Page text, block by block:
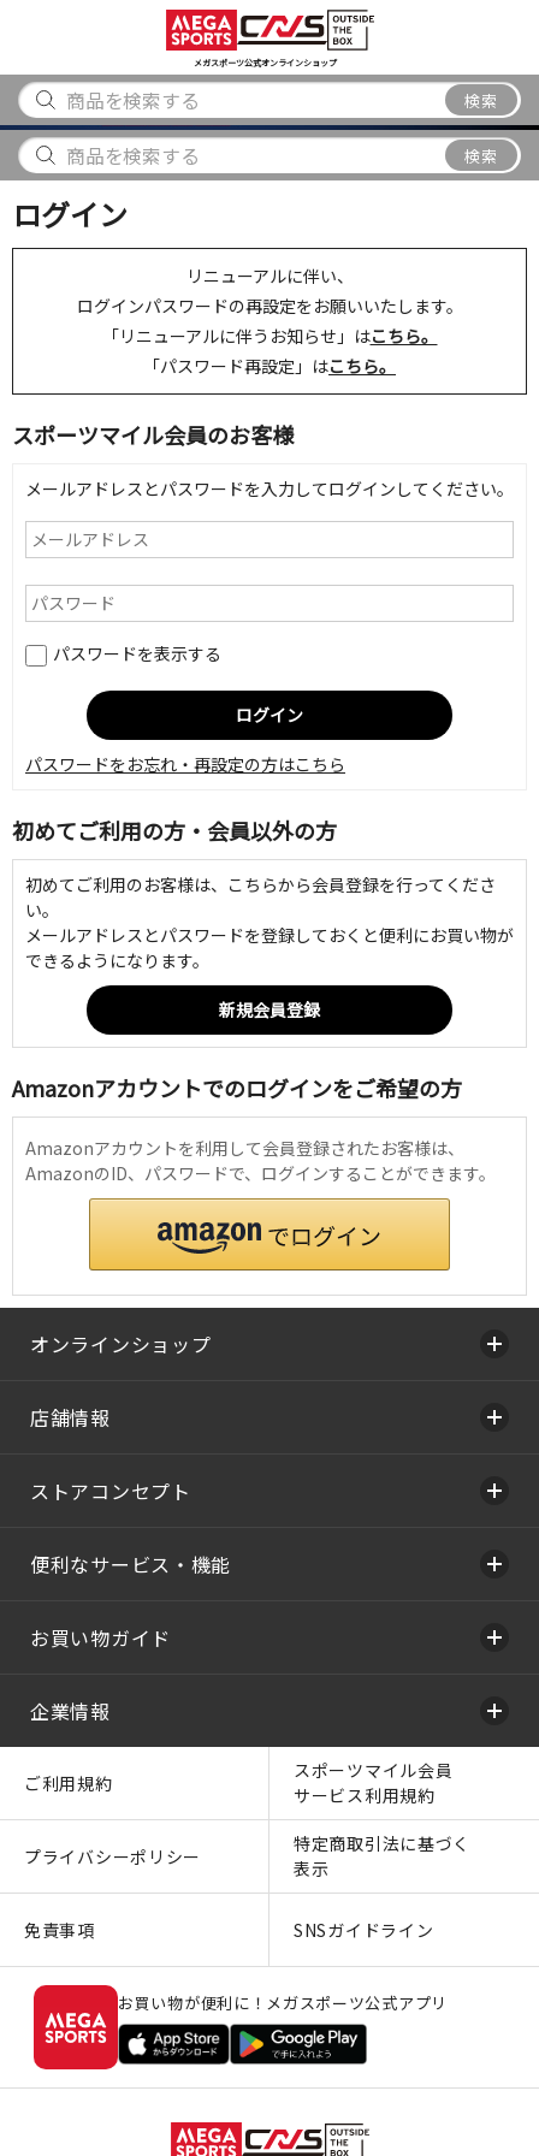
メガスポーツ公式オンラインショップ
検索
アウトドア
から探す
ブランド
から探す
検索
ログイン
リニューアルに伴い、
ログインパスワードの再設定をお願いいたします。
「リニューアルに伴うお知らせ」はこちら。
「パスワード再設定」はこちら。
スポーツマイル会員のお客様
メールアドレスとパスワードを入力してログインしてください。
パスワードを表示する
パスワードをお忘れ・再設定の方はこちら
初めてご利用の方・会員以外の方
初めてご利用のお客様は、こちらから会員登録を行ってくださ
い。
メールアドレスとパスワードを登録しておくと便利にお買い物が
できるようになります。
Amazonアカウントでのログインをご希望の方
Amazonアカウントを利用して会員登録されたお客様は、
AmazonのID、パスワードで、ログインすることができます。
オンラインショップ
店舗情報
ストアコンセプト
便利なサービス・機能
お買い物ガイド
企業情報
ご利用規約
スポーツマイル会員
サービス利用規約
プライバシーポリシー
特定商取引法に基づく
表示
免責事項 SNSガイドライン
お買い物が便利に！メガスポーツ公式アプリ